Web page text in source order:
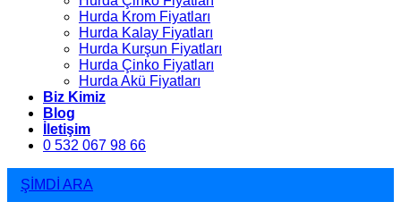
Hurda Krom Fiyatları
Hurda Kalay Fiyatları
Hurda Kurşun Fiyatları
Hurda Çinko Fiyatları
Hurda Akü Fiyatları
Biz Kimiz
Blog
İletişim
0 532 067 98 66
ŞİMDİ ARA